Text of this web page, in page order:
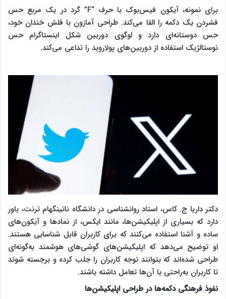
برای نمونه، آیکون فیس‌بوک با حرف “F” گرد در یک مربع حس
فشردن یک دکمه را القا می‌کند. طراحی آمازون با فلش خندان خود،
حس دوستانه‌ای دارد و لوگوی دوربین شکل اینستاگرام حس
نوستالژیک استفاده از دوربین‌های پولاروید را تداعی می‌کند.
دکتر داریا ج. کاس، استاد روانشناسی در دانشگاه ناتینگهام ترنت، باور
دارد که بسیاری از اپلیکیشن‌ها، مانند ایکس، از نمادها و آیکون‌های
ساده و آشنا استفاده می‌کنند که برای کاربران قابل شناسایی هستند.
او توضیح می‌دهد که اپلیکیشن‌های گوشی‌های هوشمند به‌گونه‌ای
طراحی شده‌اند که بتوانند توجه کاربران را جلب کرده و برجسته شوند
تا کاربران به‌راحتی با آن‌ها تعامل داشته باشند.
نفوذ فرهنگی دکمه‌ها در طراحی اپلیکیشن‌ها